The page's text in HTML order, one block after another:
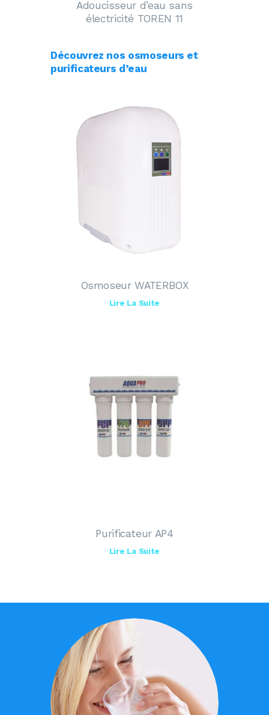
Adoucisseur d’eau sans
électricité TOREN 11
Découvrez nos osmoseurs et
purificateurs d’eau
Osmoseur WATERBOX
Lire La Suite
Purificateur AP4
Lire La Suite